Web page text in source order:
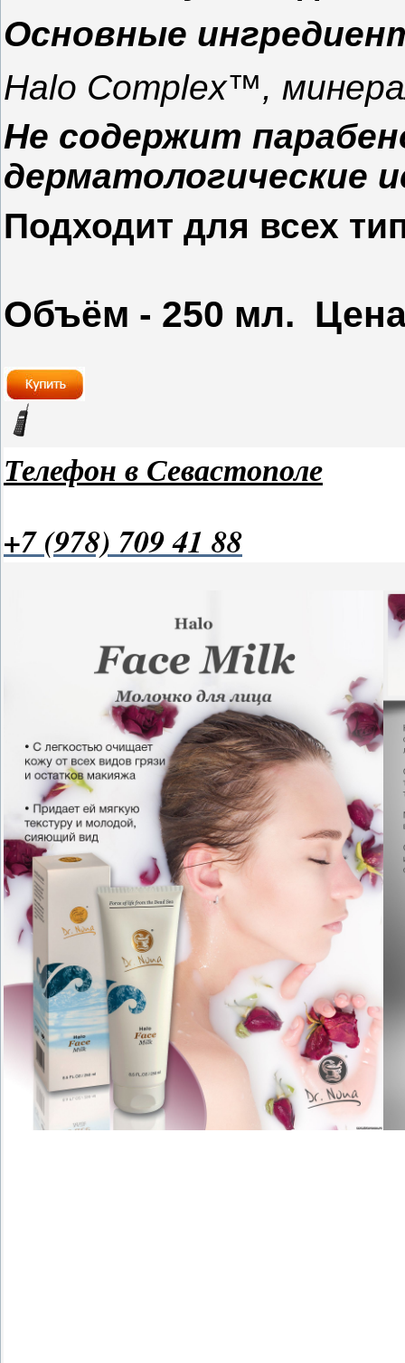
Основные
Halo Complex™,
Не содержит
дерматологические
Подходит для всех
Объём - 250 мл. Цена
Телефон в Севастополе
+7 (978) 709 41 88